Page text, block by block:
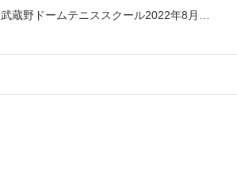
武蔵野ドームテニススクール2022年8月…